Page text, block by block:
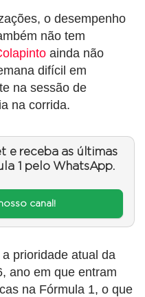
o desempenho
não tem
ainda não
difícil em
na sessão de
na corrida.
e receba as últimas
1 pelo WhatsApp.
canal!
prioridade atual da
ano em que entram
na Fórmula 1, o que